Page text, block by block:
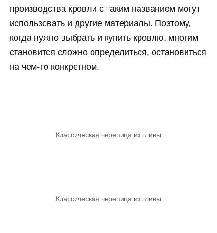
производства кровли с таким названием могут
использовать и другие материалы. Поэтому,
когда нужно выбрать и купить кровлю, многим
становится сложно определиться, остановиться
на чем-то конкретном.
Классическая черепица из глины
Классическая черепица из глины